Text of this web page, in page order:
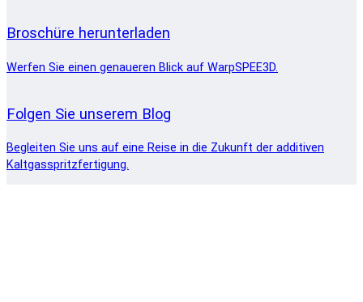
Broschüre herunterladen
Werfen Sie einen genaueren Blick auf WarpSPEE3D.
Folgen Sie unserem Blog
Begleiten Sie uns auf eine Reise in die Zukunft der additiven
Kaltgasspritzfertigung.